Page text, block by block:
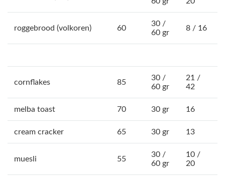
roggebrood (volkoren) 60
30 /
60 gr
8 / 16
cornflakes 85
30 /
60 gr
21 /
42
melba toast 70 30 gr 16
cream cracker 65 30 gr 13
muesli 55
30 /
60 gr
10 /
20